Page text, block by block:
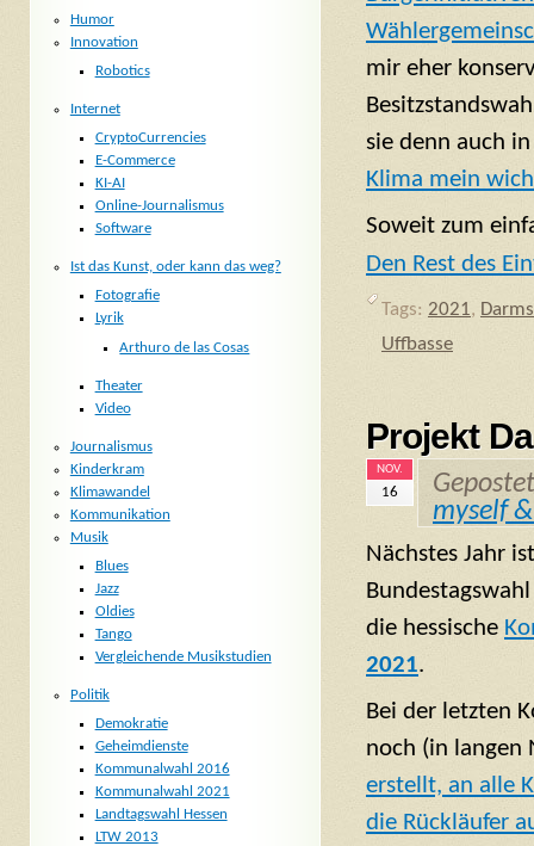
mir eher
sie denn auch
Klima mein
Soweit zum
Den Rest des
Tags: 2021,
Uffbasse
Projekt
NOV.
16
myself
Nächstes Jahr
die hessische
2021.
Bei der letzten
noch (in langen
erstellt, an alle
die Rückläufer
Humor
Innovation
Robotics
Internet
CryptoCurrencies
E-Commerce
KI-AI
Online-Journalismus
Software
Ist das Kunst, oder kann das weg?
Fotografie
Lyrik
Arthuro de las Cosas
Theater
Video
Journalismus
Kinderkram
Klimawandel
Kommunikation
Musik
Blues
Jazz
Oldies
Tango
Vergleichende Musikstudien
Politik
Demokratie
Geheimdienste
Kommunalwahl 2016
Kommunalwahl 2021
Landtagswahl Hessen
LTW 2013